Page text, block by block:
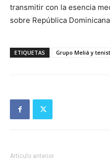
transmitir con la esencia
sobre República
ETIQUETAS Grupo Meliá y
Artículo anterior